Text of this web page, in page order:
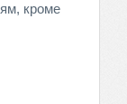
кроме